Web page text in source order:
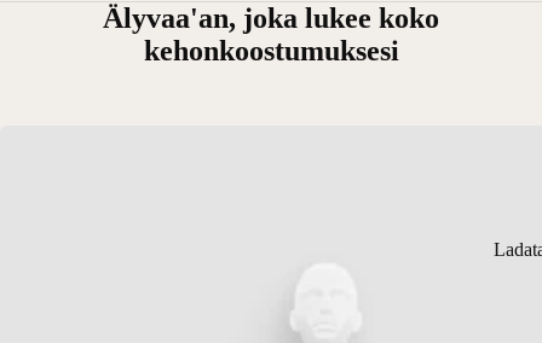
Älyvaa'an, joka lukee koko
kehonkoostumuksesi